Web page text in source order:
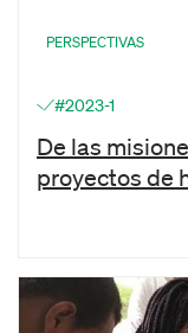
PERSPECTIVAS
#2023-1
De las
proyectos de